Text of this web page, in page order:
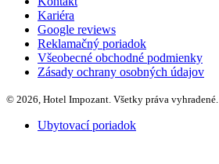
Kariéra
Google reviews
Reklamačný poriadok
Všeobecné obchodné podmienky
Zásady ochrany osobných údajov
© 2026, Hotel Impozant. Všetky práva vyhradené.
Ubytovací poriadok